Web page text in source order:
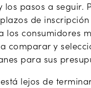
los pasos a seguir.
de
los consumidores
comparar y
para sus
lejos de